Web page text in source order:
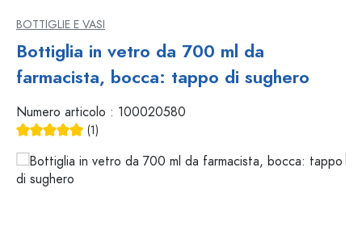
BOTTIGLIE E VASI
Bottiglia in vetro da 700 ml da
farmacista, bocca: tappo di sughero
Numero articolo : 100020580
(1)